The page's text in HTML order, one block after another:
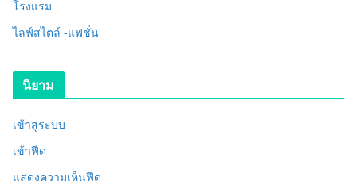
โรงแรม
ไลฟ์สไตล์ -แฟชั่น
นิยาม
เข้าสู่ระบบ
เข้าฟีด
แสดงความเห็นฟีด